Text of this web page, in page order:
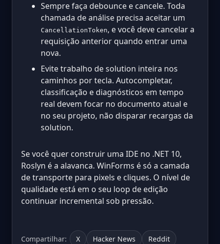
Sempre faça debounce e cancele. Toda
chamada de análise precisa aceitar um
CancellationToken, e você deve cancelar a
requisição anterior quando entrar uma
nova.
Evite trabalho de solution inteira nos
caminhos por tecla. Autocompletar,
classificação e diagnósticos em tempo
real devem focar no documento atual e
no seu projeto, não disparar recargas da
solution.
Se você quer construir uma IDE no .NET 10,
Roslyn é a alavanca. WinForms é só a camada
de transporte para pixels e cliques. O nível de
qualidade está em o seu loop de edição
continuar incremental sob pressão.
Compartilhar: X Hacker News
Reddit